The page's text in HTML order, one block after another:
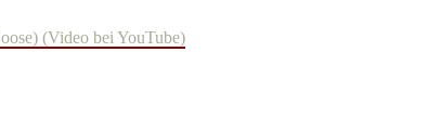
(Video bei YouTube)